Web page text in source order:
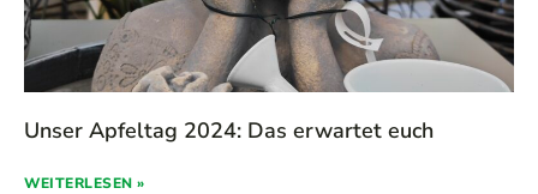
Unser Apfeltag 2024: Das erwartet euch
WEITERLESEN »